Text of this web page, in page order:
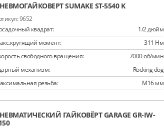
SUMAKE ST-5540 K
9652
квадрат:
1/2 дюйм
момент:
311 Нм
свободного вращения:
7000 об/мин
механизм:
Rocking dog
резьба:
M16 мм
ГАЙКОВЁРТ GARAGE GR-IW-